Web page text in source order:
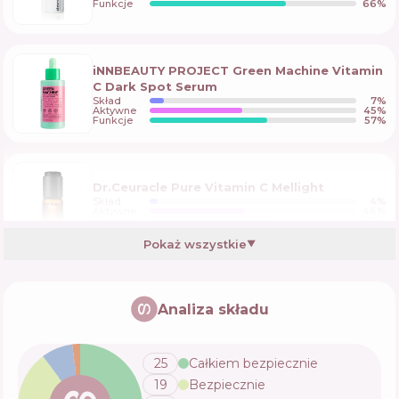
Funkcje 66%
iNNBEAUTY PROJECT Green Machine Vitamin
C Dark Spot Serum
Skład 7%
Aktywne 45%
Funkcje 57%
Dr.Ceuracle Pure Vitamin C Mellight
Ampoule
Some By Mi AHA.BHA.PHA 30 Days Miracle
Pokaż wszystkie▼
Analiza składu
25
Całkiem bezpiecznie
19
Bezpiecznie